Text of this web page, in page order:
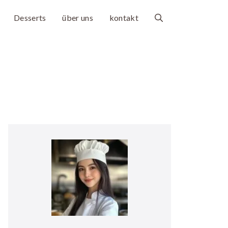
Desserts über uns kontakt